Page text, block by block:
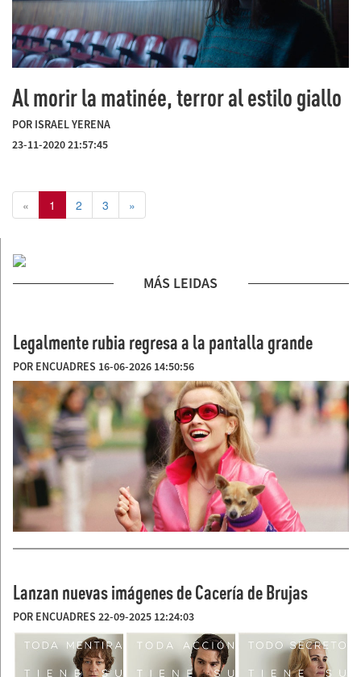
Al morir la matinée, terror al estilo giallo
POR ISRAEL YERENA
23-11-2020 21:57:45
« 1 2 3 »
MÁS LEIDAS
Legalmente rubia regresa a la pantalla grande
POR ENCUADRES 16-06-2026 14:50:56
Lanzan nuevas imágenes de Cacería de Brujas
POR ENCUADRES 22-09-2025 12:24:03